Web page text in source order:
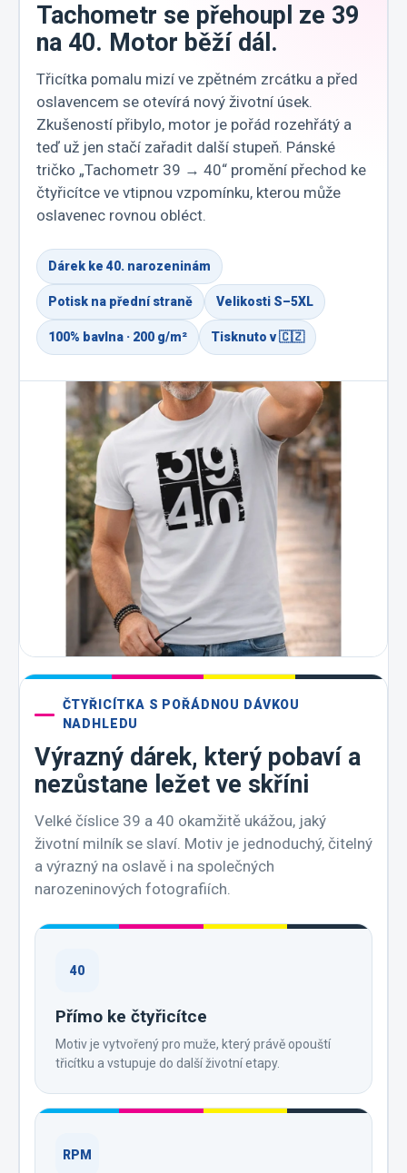
Tachometr se přehoupl ze 39
na 40. Motor běží dál.
Třicítka pomalu mizí ve zpětném zrcátku a před
oslavencem se otevírá nový životní úsek.
Zkušeností přibylo, motor je pořád rozehřátý a
teď už jen stačí zařadit další stupeň. Pánské
tričko „Tachometr 39 → 40“ promění přechod ke
čtyřicítce ve vtipnou vzpomínku, kterou může
oslavenec rovnou obléct.
Dárek ke 40. narozeninám
Potisk na přední straně Velikosti S–5XL
100% bavlna · 200 g/m² Tisknuto v 🇨🇿
ČTYŘICÍTKA S POŘÁDNOU DÁVKOU
NADHLEDU
Výrazný dárek, který pobaví a
nezůstane ležet ve skříni
Velké číslice 39 a 40 okamžitě ukážou, jaký
životní milník se slaví. Motiv je jednoduchý, čitelný
a výrazný na oslavě i na společných
narozeninových fotografiích.
40
Přímo ke čtyřicítce
Motiv je vytvořený pro muže, který právě opouští
třicítku a vstupuje do další životní etapy.
RPM